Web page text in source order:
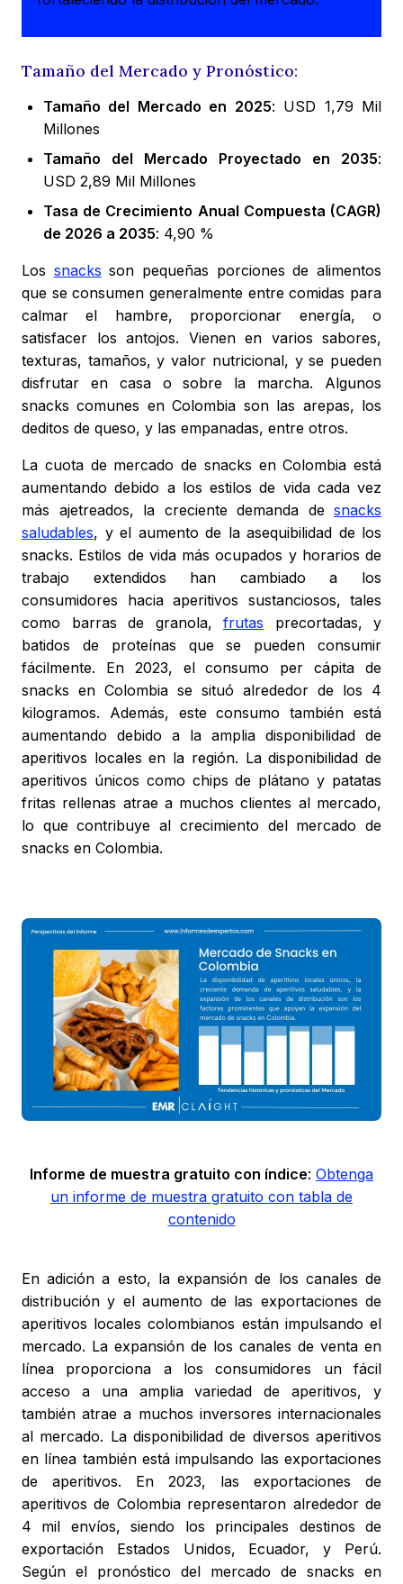
Tamaño del Mercado y Pronóstico:
Tamaño del Mercado en 2025: USD 1,79 Mil
Millones
Tamaño del Mercado Proyectado en 2035:
USD 2,89 Mil Millones
Tasa de Crecimiento Anual Compuesta (CAGR)
de 2026 a 2035: 4,90 %
Los snacks son pequeñas porciones de alimentos
que se consumen generalmente entre comidas para
calmar el hambre, proporcionar energía, o
satisfacer los antojos. Vienen en varios sabores,
texturas, tamaños, y valor nutricional, y se pueden
disfrutar en casa o sobre la marcha. Algunos
snacks comunes en Colombia son las arepas, los
deditos de queso, y las empanadas, entre otros.
La cuota de mercado de snacks en Colombia está
aumentando debido a los estilos de vida cada vez
más ajetreados, la creciente demanda de snacks
saludables, y el aumento de la asequibilidad de los
snacks. Estilos de vida más ocupados y horarios de
trabajo extendidos han cambiado a los
consumidores hacia aperitivos sustanciosos, tales
como barras de granola, frutas precortadas, y
batidos de proteínas que se pueden consumir
fácilmente. En 2023, el consumo per cápita de
snacks en Colombia se situó alrededor de los 4
kilogramos. Además, este consumo también está
aumentando debido a la amplia disponibilidad de
aperitivos locales en la región. La disponibilidad de
aperitivos únicos como chips de plátano y patatas
fritas rellenas atrae a muchos clientes al mercado,
lo que contribuye al crecimiento del mercado de
snacks en Colombia.
Informe de muestra gratuito con índice: Obtenga
un informe de muestra gratuito con tabla de
contenido
En adición a esto, la expansión de los canales de
distribución y el aumento de las exportaciones de
aperitivos locales colombianos están impulsando el
mercado. La expansión de los canales de venta en
línea proporciona a los consumidores un fácil
acceso a una amplia variedad de aperitivos, y
también atrae a muchos inversores internacionales
al mercado. La disponibilidad de diversos aperitivos
en línea también está impulsando las exportaciones
de aperitivos. En 2023, las exportaciones de
aperitivos de Colombia representaron alrededor de
4 mil envíos, siendo los principales destinos de
exportación Estados Unidos, Ecuador, y Perú.
Según el pronóstico del mercado de snacks en